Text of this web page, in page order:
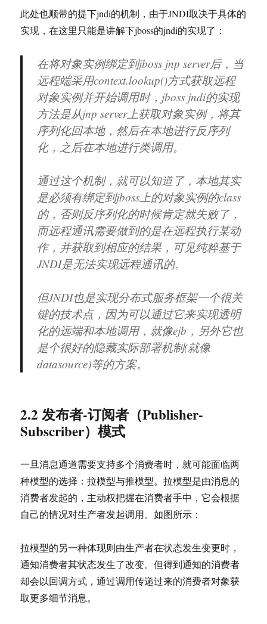
此处也顺带的提下jndi的机制，由于JNDI取决于具体的
实现，在这里只能是讲解下jboss的jndi的实现了：
在将对象实例绑定到jboss jnp server后，当
远程端采用context.lookup()方式获取远程
对象实例并开始调用时，jboss jndi的实现
方法是从jnp server上获取对象实例，将其
序列化回本地，然后在本地进行反序列
化，之后在本地进行类调用。
通过这个机制，就可以知道了，本地其实
是必须有绑定到jboss上的对象实例的class
的，否则反序列化的时候肯定就失败了，
而远程通讯需要做到的是在远程执行某动
作，并获取到相应的结果，可见纯粹基于
JNDI是无法实现远程通讯的。
但JNDI也是实现分布式服务框架一个很关
键的技术点，因为可以通过它来实现透明
化的远端和本地调用，就像ejb，另外它也
是个很好的隐藏实际部署机制(就像
datasource)等的方案。
2.2 发布者-订阅者（Publisher-
Subscriber）模式
一旦消息通道需要支持多个消费者时，就可能面临两
种模型的选择：拉模型与推模型。拉模型是由消息的
消费者发起的，主动权把握在消费者手中，它会根据
自己的情况对生产者发起调用。如图所示：
拉模型的另一种体现则由生产者在状态发生变更时，
通知消费者其状态发生了改变。但得到通知的消费者
却会以回调方式，通过调用传递过来的消费者对象获
取更多细节消息。